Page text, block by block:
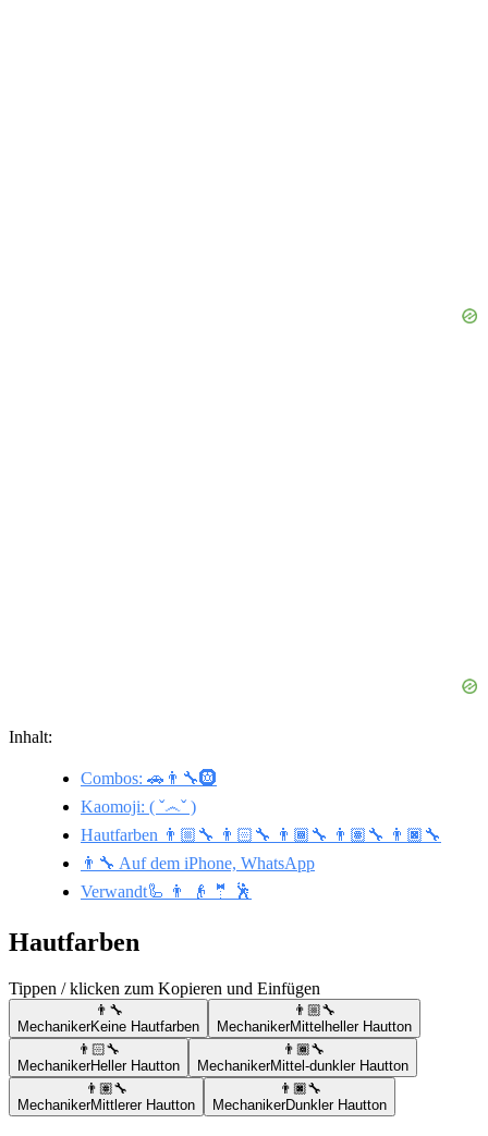
Inhalt:
Combos: 🚗👨‍🔧🛞
Kaomoji: ( ˇ෴ˇ )
Hautfarben 👨🏼‍🔧 👨🏻‍🔧 👨🏾‍🔧 👨🏽‍🔧 👨🏿‍🔧
👨‍🔧 Auf dem iPhone, WhatsApp
Verwandt🦾 👨 👴 🤵 🕺
Hautfarben
Tippen / klicken zum Kopieren und Einfügen
👨‍🔧
MechanikerKeine Hautfarben
👨🏼‍🔧
MechanikerMittelheller Hautton
👨🏻‍🔧
MechanikerHeller Hautton
👨🏾‍🔧
MechanikerMittel-dunkler Hautton
👨🏽‍🔧
MechanikerMittlerer Hautton
👨🏿‍🔧
MechanikerDunkler Hautton